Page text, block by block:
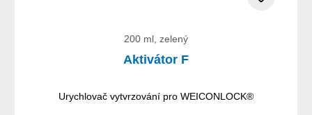
200 ml, zelený
Aktivátor F
Urychlovač vytvrzování pro WEICONLOCK®